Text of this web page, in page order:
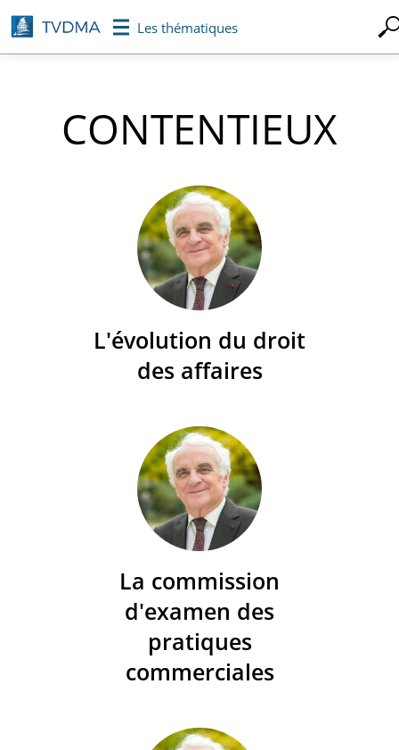
Aller
au
contenu
Les thématiques
CONTENTIEUX
L'évolution du droit
des affaires
La commission
d'examen des
pratiques
commerciales